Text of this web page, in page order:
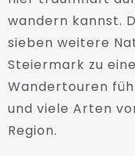
wandern kannst.
sieben weitere
Steiermark zu
Wandertouren
und viele Arten
Region.